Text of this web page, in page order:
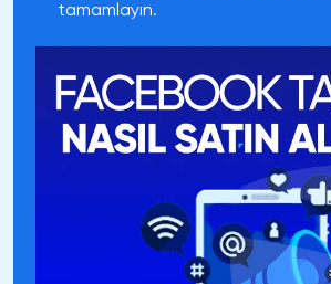
tamamlayın.